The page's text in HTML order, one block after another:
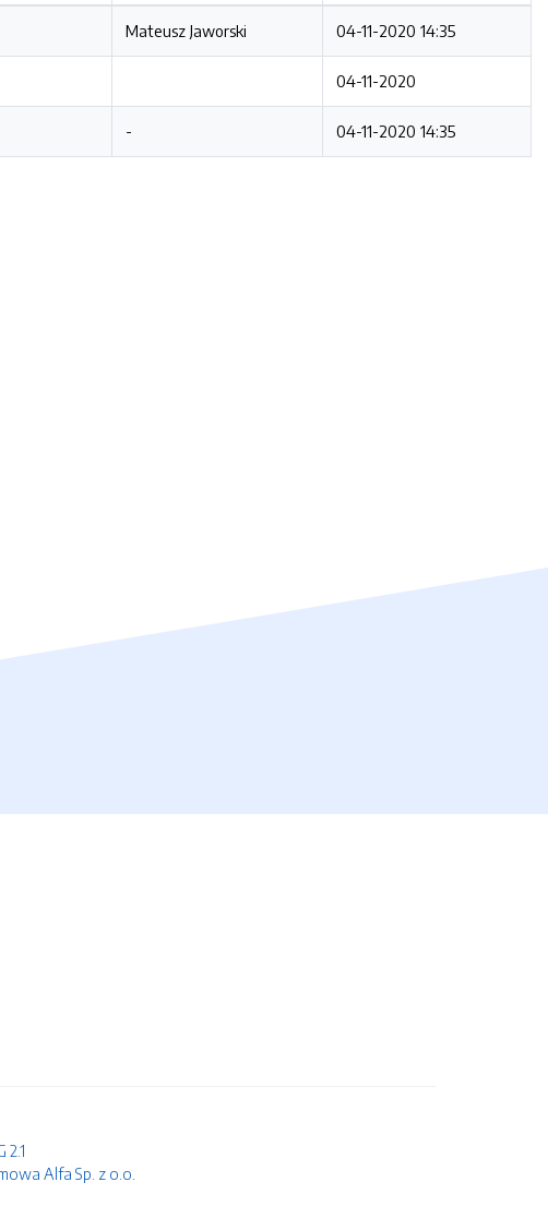
Mateusz Jaworski 04-11-2020 14:35
04-11-2020
- 04-11-2020 14:35
2.1
Alfa Sp. z o.o.